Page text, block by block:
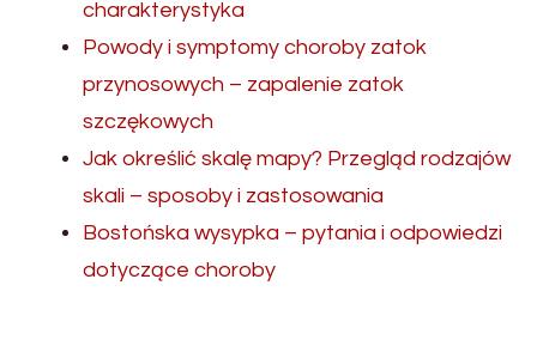
charakterystyka
Powody i symptomy choroby zatok
przynosowych – zapalenie zatok
szczękowych
Jak określić skalę mapy? Przegląd rodzajów
skali – sposoby i zastosowania
Bostońska wysypka – pytania i odpowiedzi
dotyczące choroby